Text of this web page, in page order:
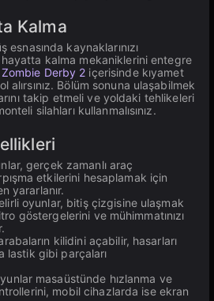
Kalma
esnasında kaynaklarınızı
kalma mekaniklerini entegre
Zombie Derby 2 içerisinde kıyamet
alırsınız. Bölüm sonuna ulaşabilmek
takip etmeli ve yoldaki tehlikeleri
silahları kullanmalısınız.
gerçek zamanlı araç
etkilerini hesaplamak için
yararlanır.
oyunlar, bitiş çizgisine ulaşmak
göstergelerini ve mühimmatınızı
kilidini açabilir, hasarları
lastik gibi parçaları
masaüstünde hızlanma ve
mobil cihazlarda ise ekran